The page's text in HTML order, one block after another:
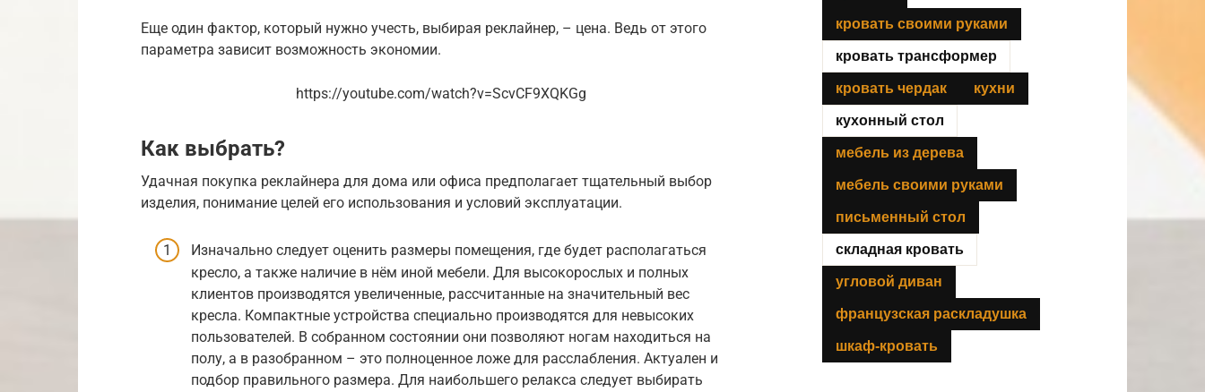
Еще один фактор, который нужно учесть, выбирая реклайнер, – цена. Ведь от этого
параметра зависит возможность экономии.
https://youtube.com/watch?v=ScvCF9XQKGg
Как выбрать?
Удачная покупка реклайнера для дома или офиса предполагает тщательный выбор
изделия, понимание целей его использования и условий эксплуатации.
Изначально следует оценить размеры помещения, где будет располагаться
кресло, а также наличие в нём иной мебели. Для высокорослых и полных
клиентов производятся увеличенные, рассчитанные на значительный вес
кресла. Компактные устройства специально производятся для невысоких
пользователей. В собранном состоянии они позволяют ногам находиться на
полу, а в разобранном – это полноценное ложе для расслабления. Актуален и
подбор правильного размера. Для наибольшего релакса следует выбирать
кровать своими руками
кровать трансформер
кровать чердак кухни
кухонный стол
мебель из дерева
мебель своими руками
письменный стол
складная кровать
угловой диван
французская раскладушка
шкаф-кровать